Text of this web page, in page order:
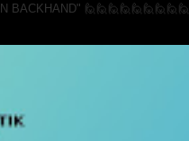
BACKHAND" 🙋🙋🙋🙋🙋🙋🙋🙋🙋